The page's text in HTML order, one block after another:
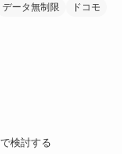
データ無制限
ドコモ
検討する